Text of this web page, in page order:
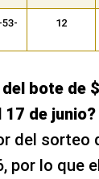
53-
12
bote de
17 de junio?
del sorteo
por lo que